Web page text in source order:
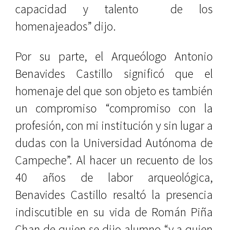
capacidad y talento
de los
homenajeados” dijo.
Por su parte, el Arqueólogo Antonio
Benavides Castillo significó que el
homenaje del que son objeto es también
un compromiso “compromiso con la
profesión, con mi institución y sin lugar a
dudas con la Universidad Autónoma de
Campeche”. Al hacer un recuento de los
40 años de labor arqueológica,
Benavides Castillo resaltó la presencia
indiscutible en su vida de Román Piña